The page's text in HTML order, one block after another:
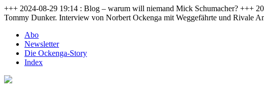
+++ 2024-08-29 19:14 : Blog – warum will niemand Mick Schumacher? +++
Tommy Dunker. Interview von Norbert Ockenga mit Weggefährte und Rivale
Abo
Newsletter
Die Ockenga-Story
Index